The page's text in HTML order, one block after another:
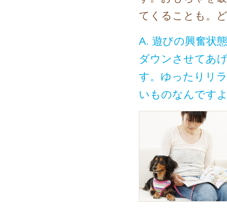
てくることも。
A. 遊びの興奮状
ダウンさせてあ
す。ゆったりリ
いものなんです